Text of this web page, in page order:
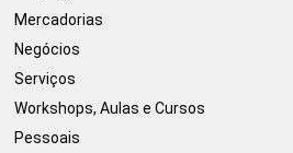
Mercadorias
Negócios
Serviços
Workshops, Aulas e Cursos
Pessoais